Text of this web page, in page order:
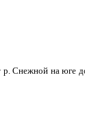
Снежной на юге